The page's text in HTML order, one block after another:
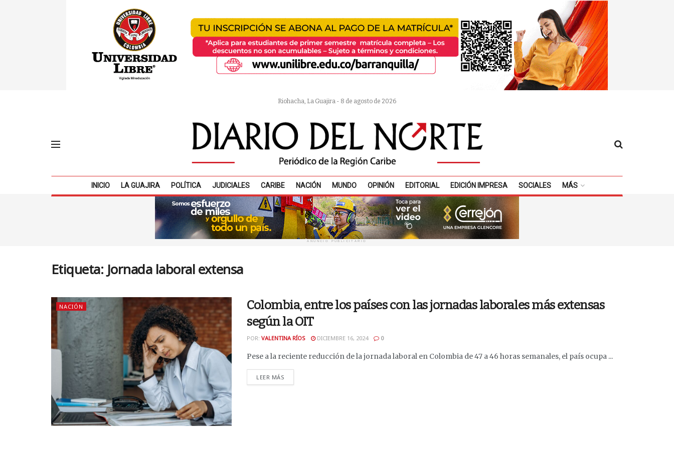
Riohacha, La Guajira - 8 de agosto de 2026
INICIO LA GUAJIRA POLÍTICA JUDICIALES CARIBE NACIÓN MUNDO OPINIÓN EDITORIAL EDICIÓN IMPRESA SOCIALES MÁS
ANUNCIO PUBLICITARIO
Etiqueta: Jornada laboral extensa
NACIÓN
Colombia, entre los países con las jornadas laborales más extensas
según la OIT
POR: VALENTINA RÍOS DICIEMBRE 16, 2024 0
Pese a la reciente reducción de la jornada laboral en Colombia de 47 a 46 horas semanales, el país ocupa ...
LEER MÁS